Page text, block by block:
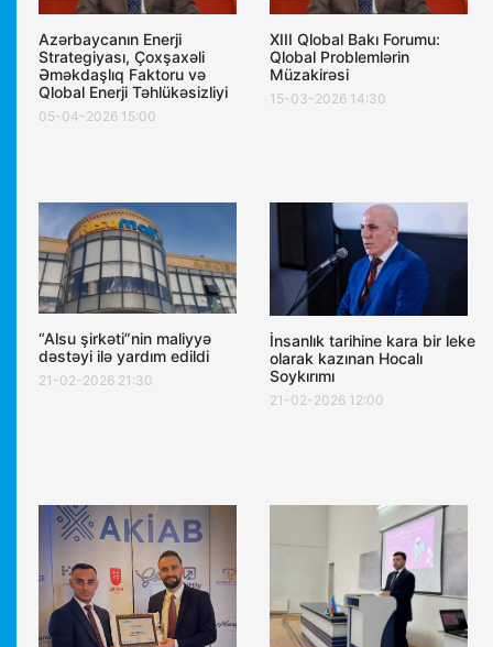
Azərbaycanın Enerji
Strategiyası, Çoxşaxəli
Əməkdaşlıq Faktoru və
Qlobal Enerji Təhlükəsizliyi
05-04-2026 15:00
XIII Qlobal Bakı Forumu:
Qlobal Problemlərin
Müzakirəsi
15-03-2026 14:30
“Alsu şirkəti”nin maliyyə
dəstəyi ilə yardım edildi
21-02-2026 21:30
İnsanlık tarihine kara bir leke
olarak kazınan Hocalı
Soykırımı
21-02-2026 12:00